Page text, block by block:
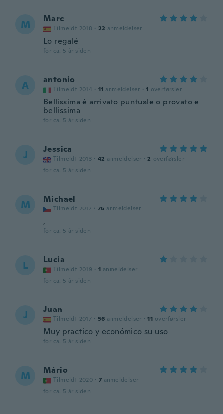
M Marc
Tilmeldt 2018 · 22 anmeldelser
Lo regalé
for ca. 5 år siden
A antonio
Tilmeldt 2014 · 11 anmeldelser · 1 overførsler
Bellissima è arrivato puntuale o provato e
bellissima
for ca. 5 år siden
J Jessica
Tilmeldt 2013 · 42 anmeldelser · 2 overførsler
for ca. 5 år siden
M Michael
Tilmeldt 2017 · 76 anmeldelser
,
for ca. 5 år siden
L Lucia
Tilmeldt 2019 · 1 anmeldelser
for ca. 5 år siden
J Juan
Tilmeldt 2017 · 56 anmeldelser · 11 overførsler
Muy practico y económico su uso
for ca. 5 år siden
M Mário
Tilmeldt 2020 · 7 anmeldelser
for ca. 5 år siden